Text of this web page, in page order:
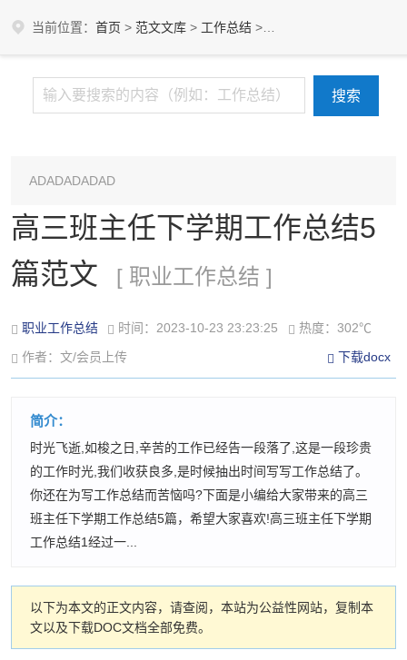
当前位置： 首页 > 范文文库 > 工作总结 >
ADADADADAD
高三班主任下学期工作总结5
篇范文
[ 职业工作总结 ]
职业工作总结 时间：2023-10-23 23:23:25
热度：302℃
作者：文/会员上传
下载docx
简介：
时光飞逝,如梭之日,辛苦的工作已经告一段落了,这是一段珍贵
的工作时光,我们收获良多,是时候抽出时间写写工作总结了。
你还在为写工作总结而苦恼吗?下面是小编给大家带来的高三
班主任下学期工作总结5篇，希望大家喜欢!高三班主任下学期
工作总结1经过一...
以下为本文的正文内容，请查阅，本站为公益性网站，复制本
文以及下载DOC文档全部免费。